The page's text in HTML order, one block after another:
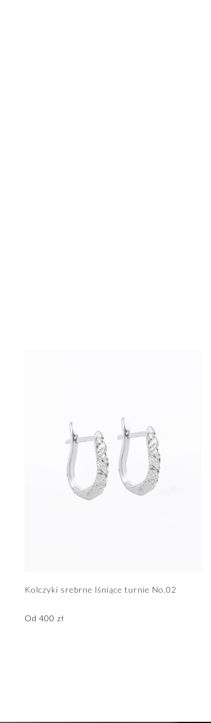
Kolczyki srebrne lśniące turnie No.02
Od 400 zł